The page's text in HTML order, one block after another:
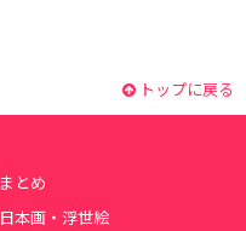
トップに戻る
まとめ
日本画・浮世絵